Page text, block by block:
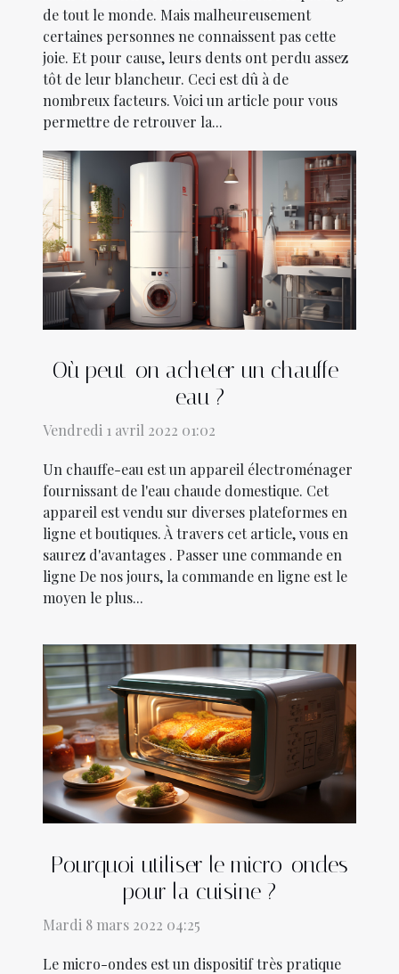
de tout le monde. Mais malheureusement
certaines personnes ne connaissent pas cette
joie. Et pour cause, leurs dents ont perdu assez
tôt de leur blancheur. Ceci est dû à de
nombreux facteurs. Voici un article pour vous
permettre de retrouver la...
Où peut-on acheter un chauffe-
eau ?
Vendredi 1 avril 2022 01:02
Un chauffe-eau est un appareil électroménager
fournissant de l'eau chaude domestique. Cet
appareil est vendu sur diverses plateformes en
ligne et boutiques. À travers cet article, vous en
saurez d'avantages . Passer une commande en
ligne De nos jours, la commande en ligne est le
moyen le plus...
Pourquoi utiliser le micro-ondes
pour la cuisine ?
Mardi 8 mars 2022 04:25
Le micro-ondes est un dispositif très pratique